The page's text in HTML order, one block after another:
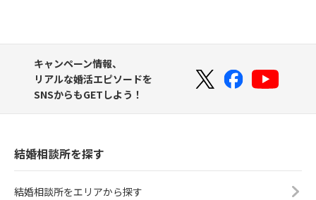
キャンペーン情報、
リアルな婚活エピソードを
SNSからもGETしよう！
結婚相談所を探す
結婚相談所をエリアから探す